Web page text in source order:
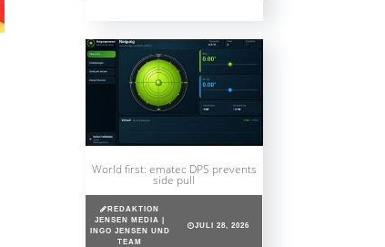
World first: ematec DPS prevents
side pull
REDAKTION
JENSEN MEDIA |
INGO JENSEN UND
TEAM
JULI 28, 2026